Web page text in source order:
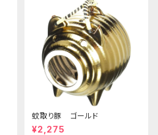
蚊取り豚 ゴールド
¥2,275